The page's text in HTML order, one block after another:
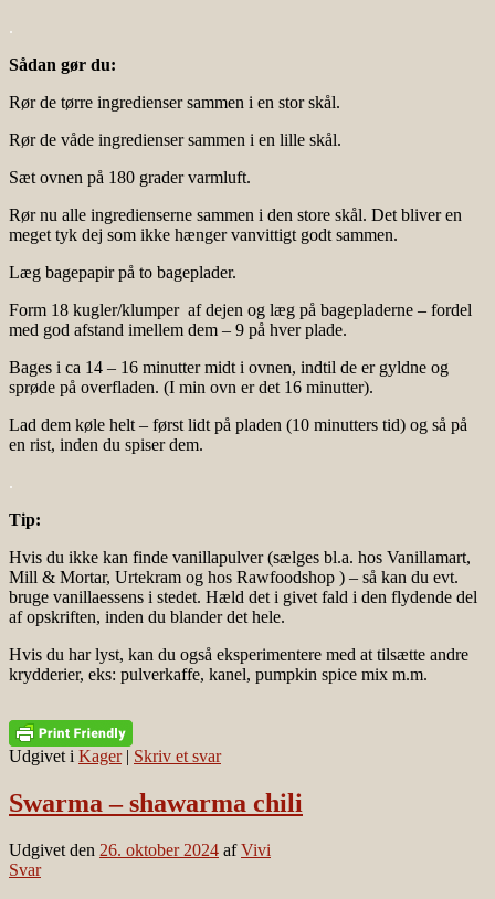
.
Sådan gør du:
Rør de tørre ingredienser sammen i en stor skål.
Rør de våde ingredienser sammen i en lille skål.
Sæt ovnen på 180 grader varmluft.
Rør nu alle ingredienserne sammen i den store skål. Det bliver en
meget tyk dej som ikke hænger vanvittigt godt sammen.
Læg bagepapir på to bageplader.
Form 18 kugler/klumper af dejen og læg på bagepladerne – fordel
med god afstand imellem dem – 9 på hver plade.
Bages i ca 14 – 16 minutter midt i ovnen, indtil de er gyldne og
sprøde på overfladen. (I min ovn er det 16 minutter).
Lad dem køle helt – først lidt på pladen (10 minutters tid) og så på
en rist, inden du spiser dem.
.
Tip:
Hvis du ikke kan finde vanillapulver (sælges bl.a. hos Vanillamart,
Mill & Mortar, Urtekram og hos Rawfoodshop ) – så kan du evt.
bruge vanillaessens i stedet. Hæld det i givet fald i den flydende del
af opskriften, inden du blander det hele.
Hvis du har lyst, kan du også eksperimentere med at tilsætte andre
krydderier, eks: pulverkaffe, kanel, pumpkin spice mix m.m.
Udgivet i Kager | Skriv et svar
Swarma – shawarma chili
Udgivet den 26. oktober 2024 afVivi
Svar